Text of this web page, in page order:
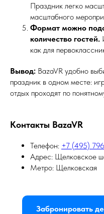
Праздник легко
масштабного
Формат можно
количество гостей.
как для
Вывод: BazaVR удобно
праздник в одном месте:
отдых проходят по
Контакты BazaVR
Телефон: +7 (495)
Адрес: Щелковское
Метро: Щелковская
Забронировать